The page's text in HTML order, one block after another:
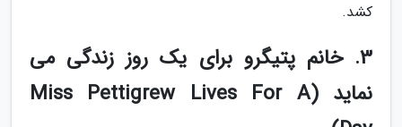
کشد.
3. خانم پتیگرو برای یک روز زندگی می
نماید (Miss Pettigrew Lives For A